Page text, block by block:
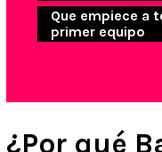
Que empiece a
primer equipo
¿Por qué